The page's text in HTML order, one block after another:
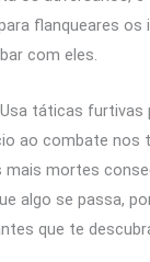
flanqueares os
com eles.
táticas furtivas
ao combate nos
mortes
algo se passa,
que te